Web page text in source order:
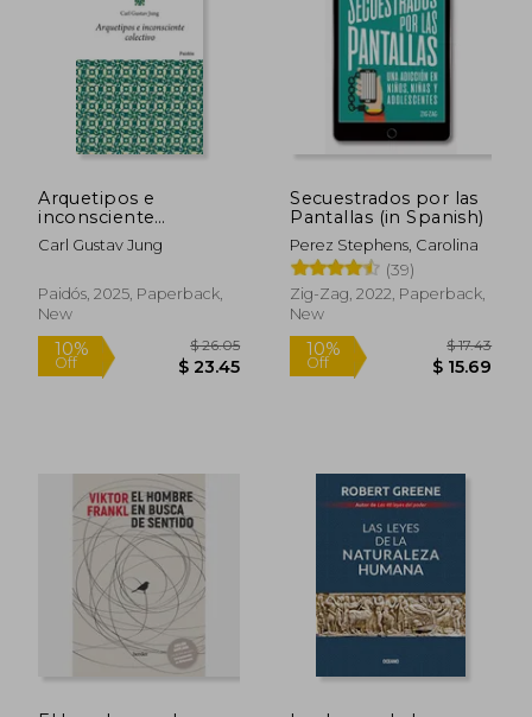
$ 24.63
50%
Off
10%
Arquetipos e
inconsciente
colectivo (in Spanish)
Carl Gustav Jung
Paidós, 2025, Paperback,
New
Secuestrados por las
Pantallas (in Spanish)
Perez Stephens, Carolina
(39)
Zig-Zag, 2022, Paperback,
New